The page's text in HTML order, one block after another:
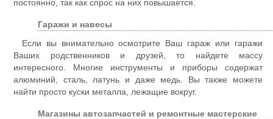
постоянно, так как спрос на них повышается.
Гаражи и навесы
Если вы внимательно осмотрите Ваш гараж или гаражи
Ваших родственников и друзей, то найдете массу
интересного. Многие инструменты и приборы содержат
алюминий, сталь, латунь и даже медь. Вы также можете
найти просто куски металла, лежащие вокруг.
Магазины автозапчастей и ремонтные мастерские